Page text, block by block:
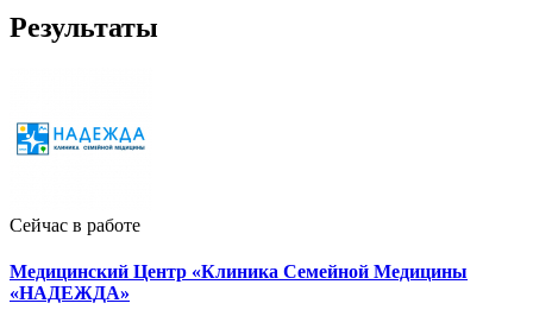
Результаты
Сейчас в работе
Медицинский Центр «Клиника Семейной Медицины
«НАДЕЖДА»